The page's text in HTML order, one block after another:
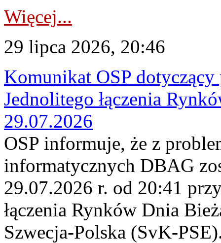
Więcej...
29 lipca 2026, 20:46
Komunikat OSP
Jednolitego łączenia
29.07.2026
OSP informuje, że z
informatycznych DBAG
29.07.2026 r. od 20:41
łączenia Rynków Dnia
Szwecja-Polska (SvK-